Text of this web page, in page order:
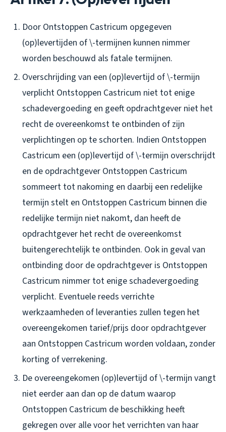
Door Ontstoppen Castricum opgegeven
(op)levertijden of \-termijnen kunnen nimmer
worden beschouwd als fatale termijnen.
Overschrijding van een (op)levertijd of \-termijn
verplicht Ontstoppen Castricum niet tot enige
schadevergoeding en geeft opdrachtgever niet het
recht de overeenkomst te ontbinden of zijn
verplichtingen op te schorten. Indien Ontstoppen
Castricum een (op)levertijd of \-termijn overschrijdt
en de opdrachtgever Ontstoppen Castricum
sommeert tot nakoming en daarbij een redelijke
termijn stelt en Ontstoppen Castricum binnen die
redelijke termijn niet nakomt, dan heeft de
opdrachtgever het recht de overeenkomst
buitengerechtelijk te ontbinden. Ook in geval van
ontbinding door de opdrachtgever is Ontstoppen
Castricum nimmer tot enige schadevergoeding
verplicht. Eventuele reeds verrichte
werkzaamheden of leveranties zullen tegen het
overeengekomen tarief/prijs door opdrachtgever
aan Ontstoppen Castricum worden voldaan, zonder
korting of verrekening.
De overeengekomen (op)levertijd of \-termijn vangt
niet eerder aan dan op de datum waarop
Ontstoppen Castricum de beschikking heeft
gekregen over alle voor het verrichten van haar